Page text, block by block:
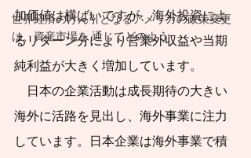
ている負債です。
​人生100年時代が現
実になった今、これ
に見合った資産形成
の必要性を背負って
暮らしていると意識
世界経済のけん引となるアメリカの政策変更
は、資産市場を 通じてどのよう
加価値は横ばいですが、海外投資によ
るリターン分により営業外収益や当期
純利益が大きく増加しています。
海外に活路を見出し、海外事業に注力
しています。日本企業は海外事業で積